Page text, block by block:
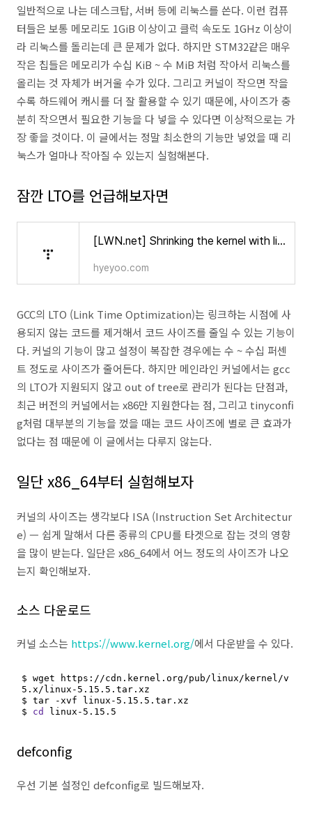
일반적으로 나는 데스크탑, 서버 등에 리눅스를 쓴다. 이런 컴퓨
터들은 보통 메모리도 1GiB 이상이고 클럭 속도도 1GHz 이상이
라 리눅스를 돌리는데 큰 문제가 없다. 하지만 STM32같은 매우
작은 칩들은 메모리가 수십 KiB ~ 수 MiB 처럼 작아서 리눅스를
올리는 것 자체가 버거울 수가 있다. 그리고 커널이 작으면 작을
수록 하드웨어 캐시를 더 잘 활용할 수 있기 때문에, 사이즈가 충
분히 작으면서 필요한 기능을 다 넣을 수 있다면 이상적으로는 가
장 좋을 것이다. 이 글에서는 정말 최소한의 기능만 넣었을 때 리
눅스가 얼마나 작아질 수 있는지 실험해본다.
잠깐 LTO를 언급해보자면
[LWN.net] Shrinking the kernel with link-time optimization
hyeyoo.com
GCC의 LTO (Link Time Optimization)는 링크하는 시점에 사
용되지 않는 코드를 제거해서 코드 사이즈를 줄일 수 있는 기능이
다. 커널의 기능이 많고 설정이 복잡한 경우에는 수 ~ 수십 퍼센
트 정도로 사이즈가 줄어든다. 하지만 메인라인 커널에서는 gcc
의 LTO가 지원되지 않고 out of tree로 관리가 된다는 단점과,
최근 버전의 커널에서는 x86만 지원한다는 점, 그리고 tinyconfi
g처럼 대부분의 기능을 껐을 때는 코드 사이즈에 별로 큰 효과가
없다는 점 때문에 이 글에서는 다루지 않는다.
일단 x86_64부터 실험해보자
커널의 사이즈는 생각보다 ISA (Instruction Set Architectur
e) ㅡ 쉽게 말해서 다른 종류의 CPU를 타겟으로 잡는 것의 영향
을 많이 받는다. 일단은 x86_64에서 어느 정도의 사이즈가 나오
는지 확인해보자.
소스 다운로드
커널 소스는 https://www.kernel.org/에서 다운받을 수 있다.
$ wget https://cdn.kernel.org/pub/linux/kernel/v
5.x/linux-5.15.5.tar.xz
$ tar -xvf linux-5.15.5.tar.xz
$ cd linux-5.15.5
defconfig
우선 기본 설정인 defconfig로 빌드해보자.